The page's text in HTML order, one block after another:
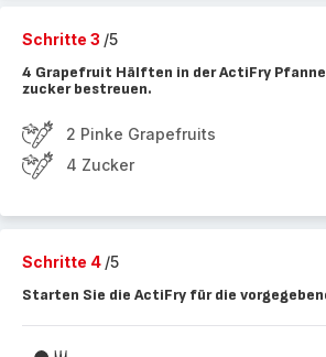
Schritte 3 /5
4 Grapefruit Hälften in der ActiFry
zucker bestreuen.
2 Pinke Grapefruits
4 Zucker
Schritte 4 /5
Starten Sie die ActiFry für die